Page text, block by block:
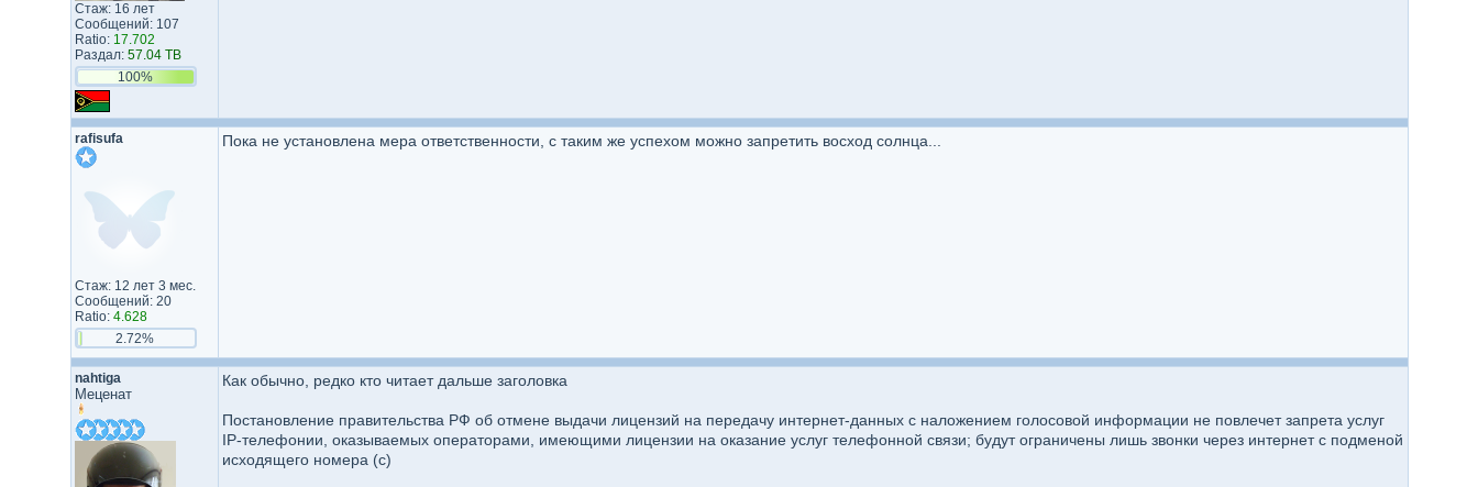
Стаж: 16 лет
Сообщений: 107
Ratio: 17.702
Раздал: 57.04 TB
100%
rafisufa
Стаж: 12 лет 3 мес.
Сообщений: 20
Ratio: 4.628
2.72%
Пока не установлена мера ответственности, с таким же успехом можно запретить восход солнца...
nahtiga
Меценат
Как обычно, редко кто читает дальше заголовка
Постановление правительства РФ об отмене выдачи лицензий на передачу интернет-данных с наложением голосовой информации не повлечет запрета услуг
IP-телефонии, оказываемых операторами, имеющими лицензии на оказание услуг телефонной связи; будут ограничены лишь звонки через интернет с подменой
исходящего номера (с)